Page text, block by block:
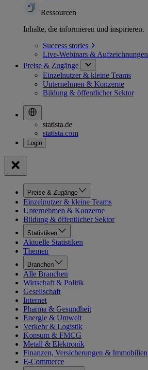
Ressourcen
Inhalte, die informieren und inspirieren.
Success stories
Live-Webinars & Aufzeichnungen
Preise & Zugänge
Einzelnutzer & kleine Teams
Unternehmen & Konzerne
Bildung & öffentlicher Sektor
statista.de
statista.com
Preise & Zugänge
Einzelnutzer & kleine Teams
Unternehmen & Konzerne
Bildung & öffentlicher Sektor
Statistiken
Aktuelle Statistiken
Themen
Branchen
Alle Branchen
Wirtschaft & Politik
Gesellschaft
Internet
Pharma & Gesundheit
Energie & Umwelt
Verkehr & Logistik
Konsum & FMCG
Metall & Elektronik
Finanzen, Versicherungen & Immobilien
E-Commerce